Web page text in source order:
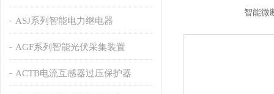
ASJ系列智能电力继电器
AGF系列智能光伏采集装置
ACTB电流互感器过压保护器
智能微